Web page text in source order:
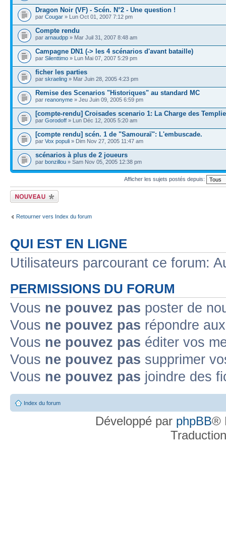
Dragon Noir (VF) - Scén. N°2 - Une question !
par Cougar » Lun Oct 01, 2007 7:12 pm
Compte rendu
par arnaudpp » Mar Juil 31, 2007 8:48 am
Campagne DN1 (-> les 4 scénarios d'avant bataille)
par Silenttimo » Lun Mai 07, 2007 5:29 pm
ficher les parties
par skraeling » Mar Juin 28, 2005 4:23 pm
Remise des Scenarios "Historiques" au standard MC
par reanonyme » Jeu Juin 09, 2005 6:59 pm
[compte-rendu] Croisades scenario 1: La Charge des
par Gorodoff » Lun Déc 12, 2005 5:20 am
[compte rendu] scén. 1 de "Samouraï": L'embuscade.
par Vox populi » Dim Nov 27, 2005 11:47 am
scénarios à plus de 2 joueurs
par bonzillou » Sam Nov 05, 2005 12:38 pm
Afficher les sujets postés depuis:
Écrire un nouveau
sujet
Retourner vers Index du forum
QUI EST EN LIGNE
Utilisateurs parcourant ce forum:
PERMISSIONS DU FORUM
Vous ne pouvez pas poster de
Vous ne pouvez pas répondre
Vous ne pouvez pas éditer vos
Vous ne pouvez pas supprimer
Vous ne pouvez pas joindre des
Index du forum
Développé par phpBB®